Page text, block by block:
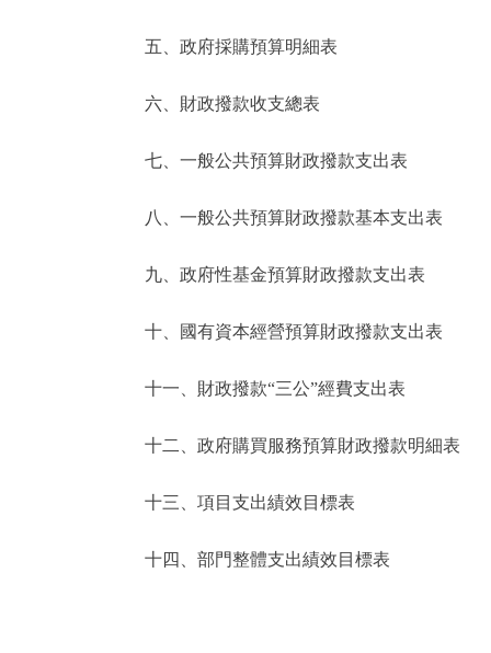
綠色北京
ENGLISH
五、政府採購預算明細表
六、財政撥款收支總表
七、一般公共預算財政撥款支出表
八、一般公共預算財政撥款基本支出表
九、政府性基金預算財政撥款支出表
十、國有資本經營預算財政撥款支出表
十一、財政撥款“三公”經費支出表
十二、政府購買服務預算財政撥款明細表
十三、項目支出績效目標表
十四、部門整體支出績效目標表